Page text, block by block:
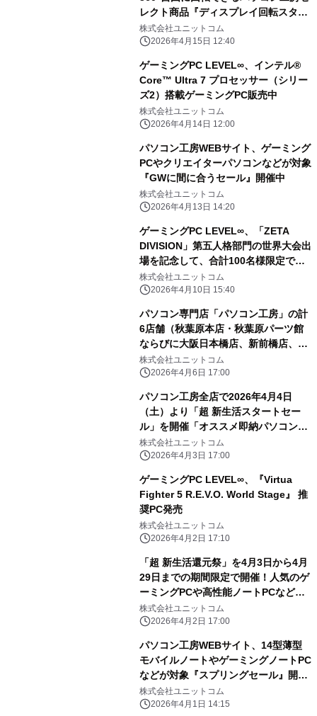
レクト商品『ディスプレイ回転スタン
ド』販売開始
株式会社ユニットコム
2026年4月15日 12:40
ゲーミングPC LEVEL∞、インテル®
Core™ Ultra 7 プロセッサー（シリー
ズ2）搭載ゲーミングPC販売中
株式会社ユニットコム
2026年4月14日 12:00
パソコン工房WEBサイト、ゲーミング
PCやクリエイターパソコンなどが対象
『GWに間に合うセール』開催中
株式会社ユニットコム
2026年4月13日 14:20
ゲーミングPC LEVEL∞、「ZETA
DIVISION」第五人格部門の世界大会出
場を記念して、合計100名様限定で
「特典付きモデル」の抽選販売応募受
付開始
株式会社ユニットコム
2026年4月10日 15:40
パソコン専門店「パソコン工房」の計
6店舗（秋葉原本店・秋葉原パーツ館
ならびに大阪日本橋店、新前橋店、つ
くば店、浜松店）にて日頃のご愛顧に
感謝を込めた「周年記念セール」を4
「オススメ即納パソコン」を豊富に取
り揃え！PCパーツ・周辺機器等のセー
ル商品を記念プライスにてご提供しま
す
株式会社ユニットコム
2026年4月6日 17:00
パソコン工房全店で2026年4月4日
（土）より「超 新生活スタートセー
ル」を開催「オススメ即納パソコン」
や「PCパーツ・周辺機器等の日替わり
セール商品」など、お買い得商品を全
株式会社ユニットコム
2026年4月3日 17:00
ゲーミングPC LEVEL∞、『Virtua
Fighter 5 R.E.V.O. World Stage』 推
奨PC発売
株式会社ユニットコム
2026年4月2日 17:10
「超 新生活還元祭」を4月3日から4月
29日までの期間限定で開催！人気のゲ
ーミングPCや高性能ノートPCなど対
象iiyama PCのご購入で最大3万円分相
当を還元
株式会社ユニットコム
2026年4月2日 17:00
パソコン工房WEBサイト、14型薄型
モバイルノートやゲーミングノートPC
などが対象『スプリングセール』開催
中
株式会社ユニットコム
2026年4月1日 14:15